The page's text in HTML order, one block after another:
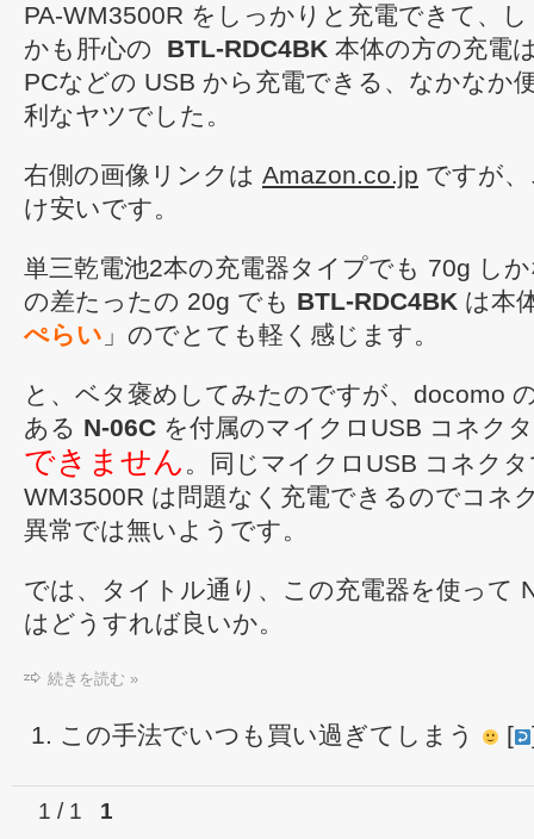
PA-WM3500R をしっかりと充電できて、し
かも肝心の BTL-RDC4BK 本体の方の充電
PCなどの USB から充電できる、なかなか
利なヤツでした。
右側の画像リンクは Amazon.co.jp ですが
け安いです。
単三乾電池2本の充電器タイプでも 70g し
の差たったの 20g でも BTL-RDC4BK は本
ぺらい 」のでとても軽く感じます。
と、ベタ褒めしてみたのですが、docomo
ある N-06C を付属のマイクロUSB コネク
できません 。同じマイクロUSB コネク
WM3500R は問題なく充電できるのでコネ
異常では無いようです。
では、タイトル通り、この充電器を使って
はどうすれば良いか。
続きを読む »
この手法でいつも買い過ぎてしまう [
1 / 1 1